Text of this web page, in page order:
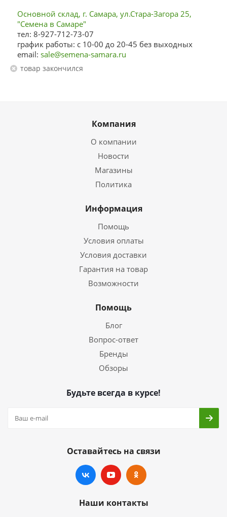
Основной склад, г. Самара, ул.Стара-Загора 25,
"Семена в Самаре"
тел: 8-927-712-73-07
график работы: с 10-00 до 20-45 без выходных
email: sale@semena-samara.ru
Товар закончился
Компания
О компании
Новости
Магазины
Политика
Информация
Помощь
Условия оплаты
Условия доставки
Гарантия на товар
Возможности
Помощь
Блог
Вопрос-ответ
Бренды
Обзоры
Будьте всегда в курсе!
Оставайтесь на связи
Наши контакты